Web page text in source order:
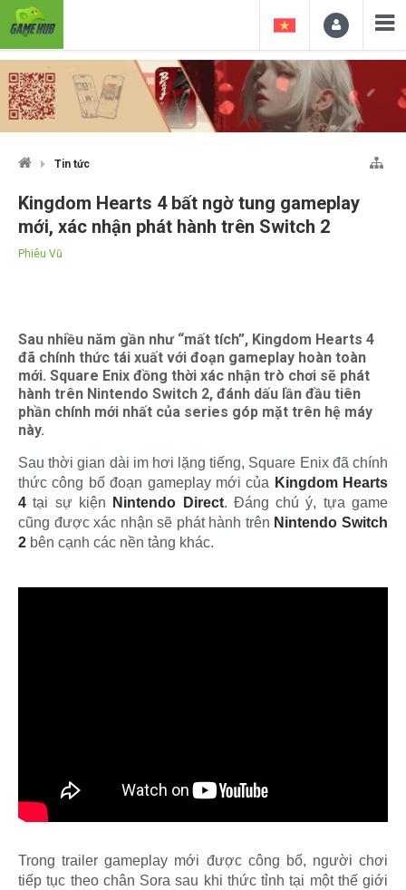
Tin tức
Kingdom Hearts 4 bất ngờ tung gameplay
mới, xác nhận phát hành trên Switch 2
Phiêu Vũ
Sau nhiều năm gần như “mất tích”, Kingdom Hearts 4
đã chính thức tái xuất với đoạn gameplay hoàn toàn
mới. Square Enix đồng thời xác nhận trò chơi sẽ phát
hành trên Nintendo Switch 2, đánh dấu lần đầu tiên
phần chính mới nhất của series góp mặt trên hệ máy
này.
Sau thời gian dài im hơi lặng tiếng, Square Enix đã chính
thức công bố đoạn gameplay mới của Kingdom Hearts
4 tại sự kiện Nintendo Direct. Đáng chú ý, tựa game
cũng được xác nhận sẽ phát hành trên Nintendo Switch
2 bên cạnh các nền tảng khác.
Trong trailer gameplay mới được công bố, người chơi
tiếp tục theo chân Sora sau khi thức tỉnh tại một thế giới